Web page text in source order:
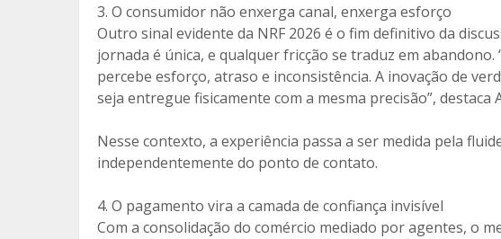
3. O consumidor não enxerga canal, enxerga esforço
Outro sinal evidente da NRF 2026 é o fim definitivo da
jornada é única, e qualquer fricção se traduz em abandono.
percebe esforço, atraso e inconsistência. A inovação de
seja entregue fisicamente com a mesma precisão”, destaca
Nesse contexto, a experiência passa a ser medida pela
independentemente do ponto de contato.
4. O pagamento vira a camada de confiança invisível
Com a consolidação do comércio mediado por agentes, o